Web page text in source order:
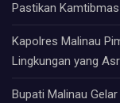
Pastikan
Kapolres Malinau
Lingkungan yang
Bupati Malinau